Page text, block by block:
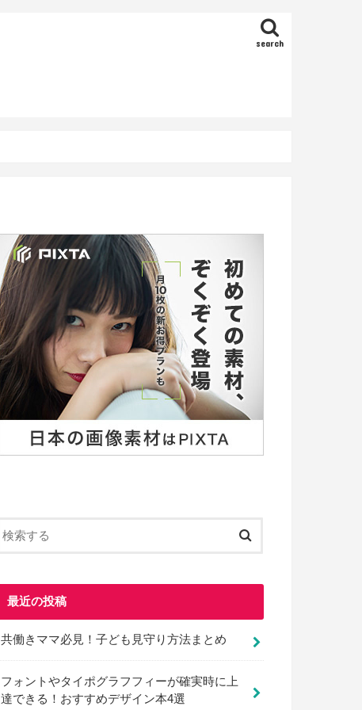
search
最近の投稿
共働きママ必見！子ども見守り方法まとめ
フォントやタイポグラフフィーが確実時に上
達できる！おすすめデザイン本4選